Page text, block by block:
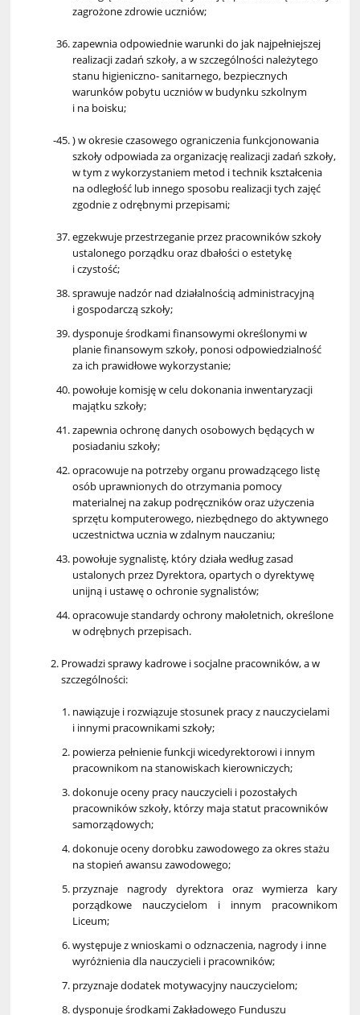
zagrożone zdrowie uczniów;
zapewnia odpowiednie warunki do jak najpełniejszej
realizacji zadań szkoły, a w szczególności należytego
stanu higieniczno- sanitarnego, bezpiecznych
warunków pobytu uczniów w budynku szkolnym
i na boisku;
) w okresie czasowego ograniczenia funkcjonowania
szkoły odpowiada za organizację realizacji zadań szkoły,
w tym z wykorzystaniem metod i technik kształcenia
na odległość lub innego sposobu realizacji tych zajęć
zgodnie z odrębnymi przepisami;
egzekwuje przestrzeganie przez pracowników szkoły
ustalonego porządku oraz dbałości o estetykę
i czystość;
sprawuje nadzór nad działalnością administracyjną
i gospodarczą szkoły;
dysponuje środkami finansowymi określonymi w
planie finansowym szkoły, ponosi odpowiedzialność
za ich prawidłowe wykorzystanie;
powołuje komisję w celu dokonania inwentaryzacji
majątku szkoły;
zapewnia ochronę danych osobowych będących w
posiadaniu szkoły;
opracowuje na potrzeby organu prowadzącego listę
osób uprawnionych do otrzymania pomocy
materialnej na zakup podręczników oraz użyczenia
sprzętu komputerowego, niezbędnego do aktywnego
uczestnictwa ucznia w zdalnym nauczaniu;
powołuje sygnalistę, który działa według zasad
ustalonych przez Dyrektora, opartych o dyrektywę
unijną i ustawę o ochronie sygnalistów;
opracowuje standardy ochrony małoletnich, określone
w odrębnych przepisach.
Prowadzi sprawy kadrowe i socjalne pracowników, a w
szczególności:
nawiązuje i rozwiązuje stosunek pracy z nauczycielami
i innymi pracownikami szkoły;
powierza pełnienie funkcji wicedyrektorowi i innym
pracownikom na stanowiskach kierowniczych;
dokonuje oceny pracy nauczycieli i pozostałych
pracowników szkoły, którzy maja statut pracowników
samorządowych;
dokonuje oceny dorobku zawodowego za okres stażu
na stopień awansu zawodowego;
przyznaje nagrody dyrektora oraz wymierza kary
porządkowe nauczycielom i innym pracownikom
Liceum;
występuje z wnioskami o odznaczenia, nagrody i inne
wyróżnienia dla nauczycieli i pracowników;
przyznaje dodatek motywacyjny nauczycielom;
dysponuje środkami Zakładowego Funduszu